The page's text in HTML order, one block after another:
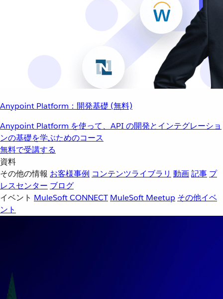
Anypoint Platform：開発基礎 (無料)
Anypoint Platform を使って、API の開発とインテグレーショ
ンの基礎を学ぶためのコース
無料で受講する
資料
その他の情報 お客様事例 コンテンツライブラリ 動画記事 プ
レスセンター ブログ
イベント MuleSoft CONNECT MuleSoft Meetup その他イベ
ント